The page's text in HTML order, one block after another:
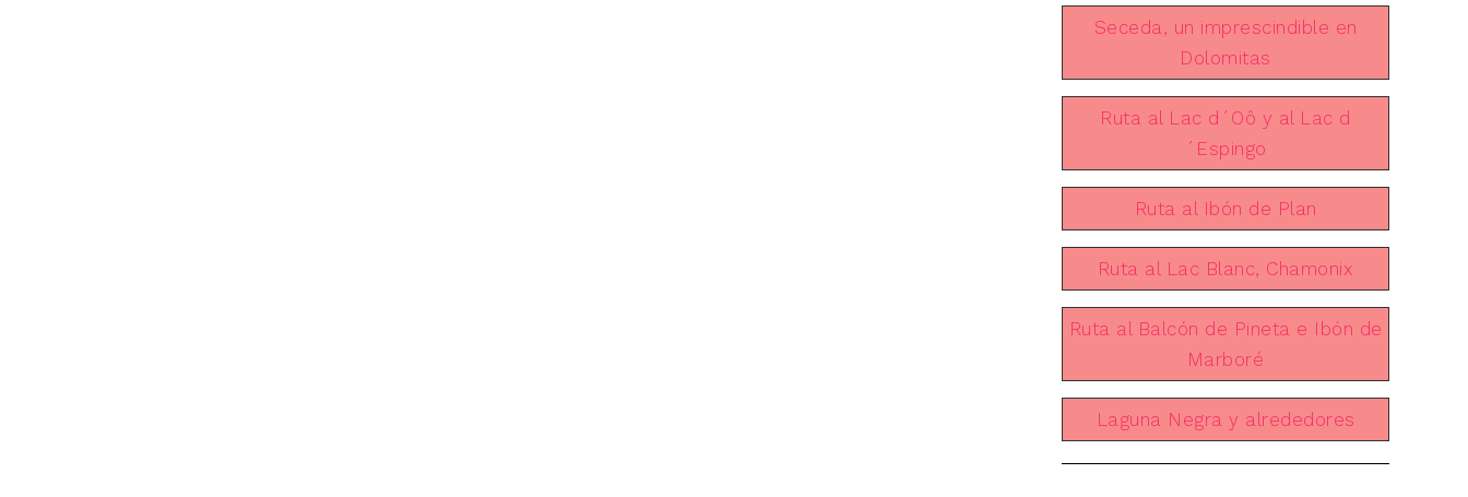
Seceda, un imprescindible en
Dolomitas
Ruta al Lac d´Oô y al Lac d
´Espingo
Ruta al Ibón de Plan
Ruta al Lac Blanc, Chamonix
Ruta al Balcón de Pineta e Ibón de
Marboré
Laguna Negra y alrededores